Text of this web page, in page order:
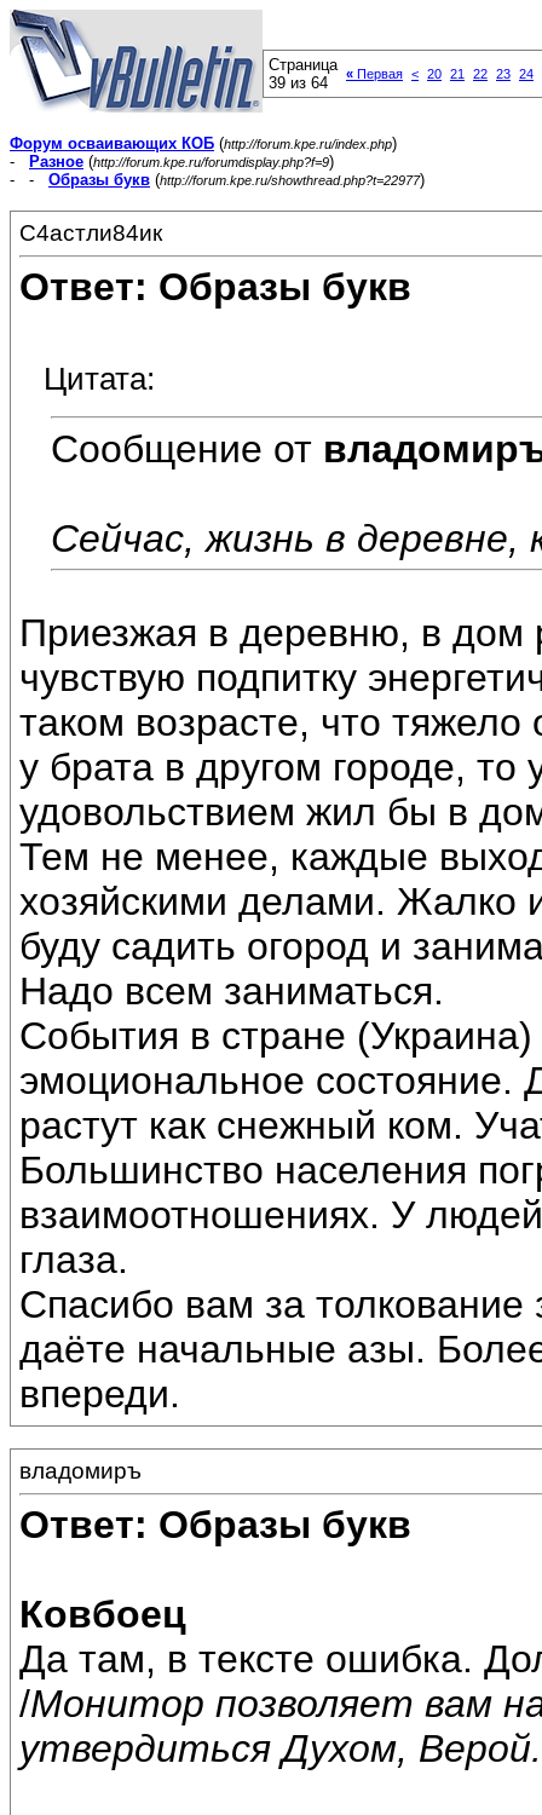
Страница
39 из 64
« Первая < 20 21 22 23 24
Форум осваивающих КОБ (http://forum.kpe.ru/index.php)
-
Разное (http://forum.kpe.ru/forumdisplay.php?f=9)
- - Образы букв (http://forum.kpe.ru/showthread.php?t=22977)
С4астли84ик
Ответ: Образы букв
Цитата:
Сообщение от
Сейчас, жизнь в
Приезжая в деревню, в
чувствую подпитку
таком возрасте, что
у брата в другом городе,
удовольствием жил бы в
Тем не менее, каждые
хозяйскими делами. Жалко
буду садить огород и
Надо всем заниматься.
События в стране
эмоциональное состояние.
растут как снежный ком.
Большинство населения
взаимоотношениях. У
глаза.
Спасибо вам за
даёте начальные азы.
впереди.
владомиръ
Ответ: Образы букв
Ковбоец
Да там, в тексте ошибка.
/Монитор позволяет вам
утвердиться Духом, Верой.